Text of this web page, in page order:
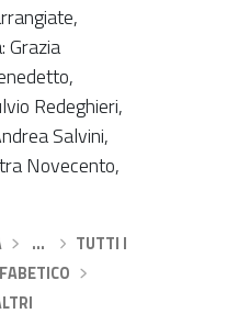
Grazia
Redeghieri,
Salvini,
Novecento,
› …
TUTTI I